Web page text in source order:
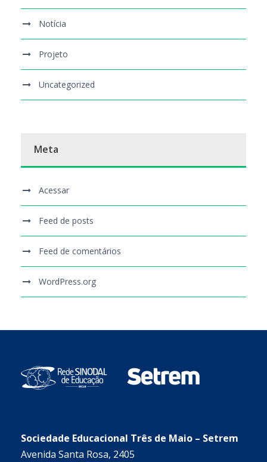
Notícia
Projeto
Uncategorized
Meta
Acessar
Feed de posts
Feed de comentários
WordPress.org
Sociedade Educacional Três de Maio – Setrem
Avenida Santa Rosa, 2405